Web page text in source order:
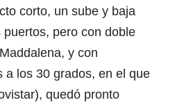
corto, un sube y baja
pero con doble
y con
a los 30 grados, en el que
quedó pronto